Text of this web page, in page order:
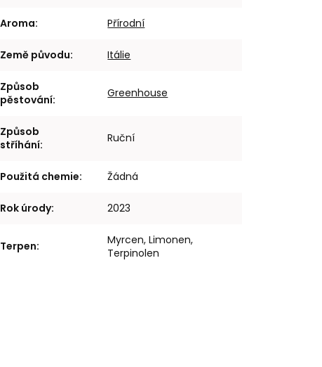
Aroma: Přírodní
Země původu: Itálie
Způsob
pěstování: Greenhouse
Způsob
stříhání: Ruční
Použitá chemie: Žádná
Rok úrody: 2023
Terpen:
Myrcen, Limonen,
Terpinolen